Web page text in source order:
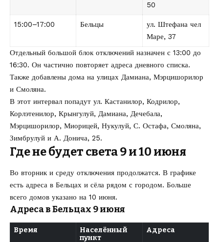
50
15:00–17:00 Бельцы
ул. Штефана чел
Маре, 37
Отдельный большой блок отключений назначен с 13:00 до
16:30. Он частично повторяет адреса дневного списка.
Также добавлены дома на улицах Дамиана, Мэрцишорилор
и Смоляна.
В этот интервал попадут ул. Кастанилор, Кодрилор,
Корлэтенилор, Крынгулуй, Дамиана, Дечебала,
Мэрцишорилор, Миорицей, Нукулуй, С. Остафа, Смоляна,
Зимбрулуй и А. Донича, 25.
Где не будет света 9 и 10 июня
Во вторник и среду отключения продолжатся. В графике
есть адреса в Бельцах и сёла рядом с городом. Больше
всего домов указано на 10 июня.
Адреса в Бельцах 9 июня
Время
Населённый
пункт
Адреса